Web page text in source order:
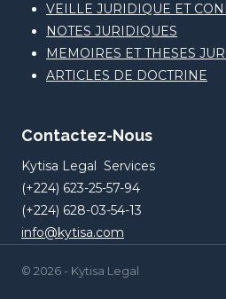
VEILLE JURIDIQUE ET
NOTES JURIDIQUES
MEMOIRES ET THESES
ARTICLES DE DOCTRINE
Contactez-Nous
Kytisa Legal Services
(+224) 623-25-57-94
(+224) 628-03-54-13
info@kytisa.com
© 2026 - Kytisa Legal